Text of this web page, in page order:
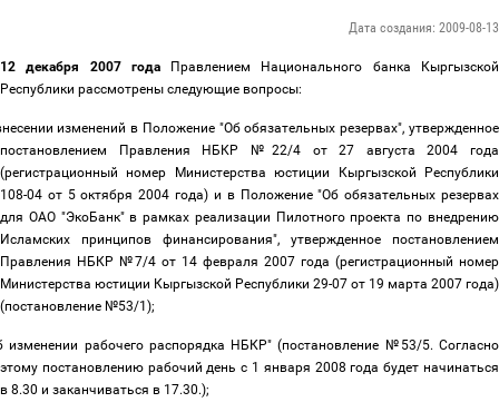
Дата создания: 2009-08-13
12 декабря 2007 годаПравлением Национального банка Кыргызской
Республики рассмотрены следующие вопросы:
изменений в Положение "Об обязательных резервах", утвержденное
постановлением Правления НБКР №22/4 от 27 августа 2004 года
(регистрационный номер Министерства юстиции Кыргызской Республики
108-04 от 5 октября 2004 года) и в Положение "Об обязательных резервах
для ОАО "ЭкоБанк" в рамках реализации Пилотного проекта по внедрению
Исламских принципов финансирования", утвержденное постановлением
Правления НБКР №7/4 от 14 февраля 2007 года (регистрационный номер
Министерства юстиции Кыргызской Республики 29-07 от 19 марта 2007 года)
(постановление №53/1);
изменении рабочего распорядка НБКР" (постановление №53/5. Согласно
этому постановлению рабочий день с 1 января 2008 года будет начинаться
в 8.30 и заканчиваться в 17.30.);